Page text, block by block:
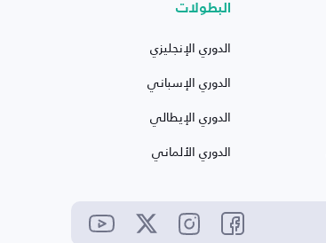
البطولات
الدوري الإنجليزي
الدوري الإسباني
الدوري الإيطالي
الدوري الألماني